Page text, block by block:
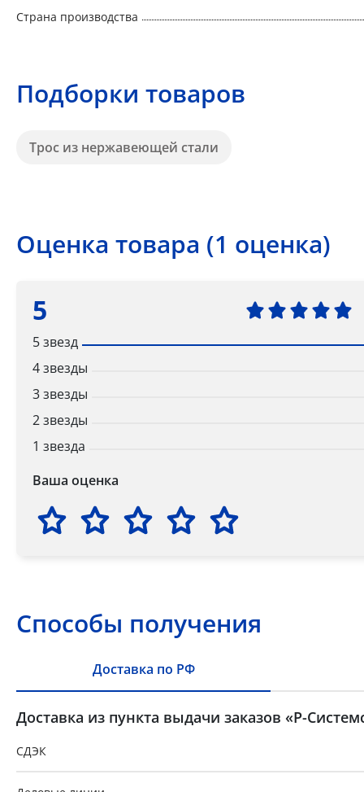
Страна производства
Подборки товаров
Трос из нержавеющей стали
Оценка товара (1 оценка)
5
5 звезд
4 звезды
3 звезды
2 звезды
1 звезда
Ваша оценка
Способы получения
Доставка по РФ
Доставка из пункта выдачи заказов «Р-
СДЭК